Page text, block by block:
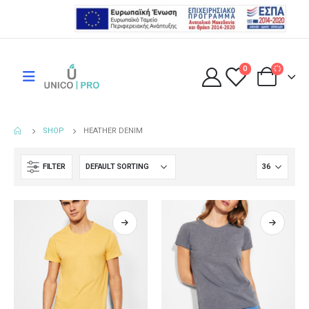
0
SHOP HEATHER DENIM
FILTER